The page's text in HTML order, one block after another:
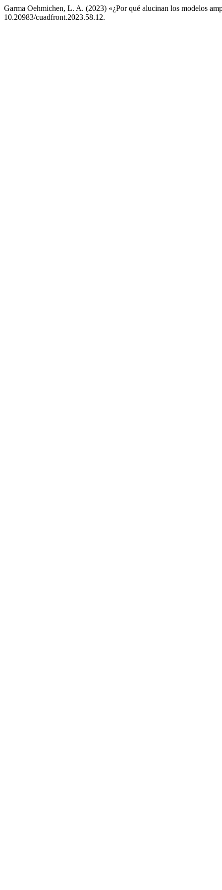
Garma Oehmichen, L. A. (2023) «¿Por qué alucinan los modelos
10.20983/cuadfront.2023.58.12.